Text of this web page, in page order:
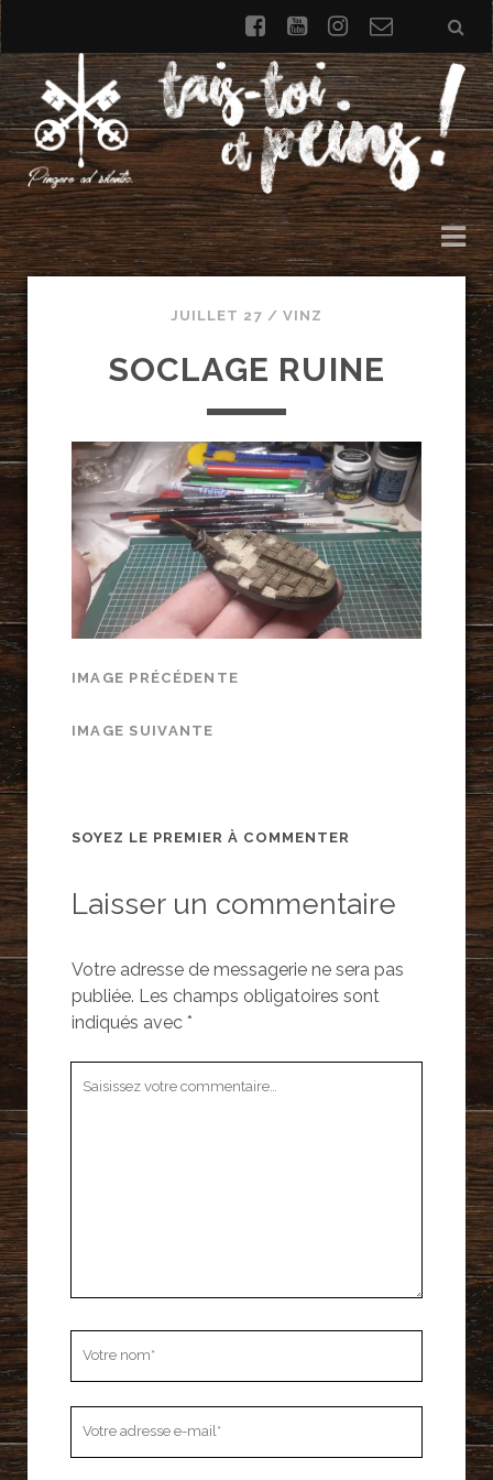
facebookyoutubeinstagram
de
contact
JUILLET 27 / VINZ
SOCLAGE RUINE
IMAGE PRÉCÉDENTE
IMAGE SUIVANTE
SOYEZ LE PREMIER À COMMENTER
Laisser un commentaire
Votre adresse de messagerie ne sera pas
publiée. Les champs obligatoires sont
indiqués avec *